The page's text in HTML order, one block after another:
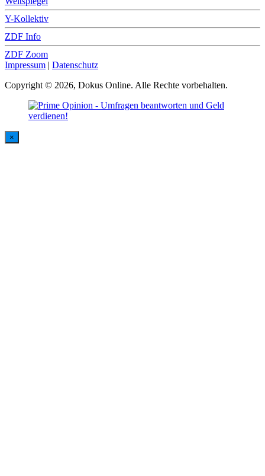
Y-Kollektiv
ZDF Info
ZDF Zoom
Impressum | Datenschutz
Copyright © 2026, Dokus Online. Alle Rechte vorbehalten.
×